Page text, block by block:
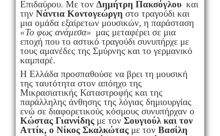
Επιδαύρου. Με τον Δημήτρη Πακσόγλου και
την Νάντια Κοντογεώργη στο τραγούδι και
μια ομάδα εξαίρετων μουσικών, η παράσταση
«Το φως ανάμεσα» μας μεταφέρει σε μια
εποχή που το αστικό τραγούδι συνυπήρχε με
τους αμανέδες της Σμύρνης και το γερμανικό
καμπαρέ.
Η Ελλάδα προσπαθούσε να βρει τη μουσική
της ταυτότητα στον απόηχο της
Μικρασιατικής Καταστροφής και της
παράλληλης άνθησης της λόγιας δημιουργίας
ενώ σε διαφορετικούς κόσμους συνυπήρχαν ο
Κώστας Γιαννίδηςμε τον Σουγιούλ και τον
Αττίκ, ο Νίκος Σκαλκώταςμε τον Βασίλη